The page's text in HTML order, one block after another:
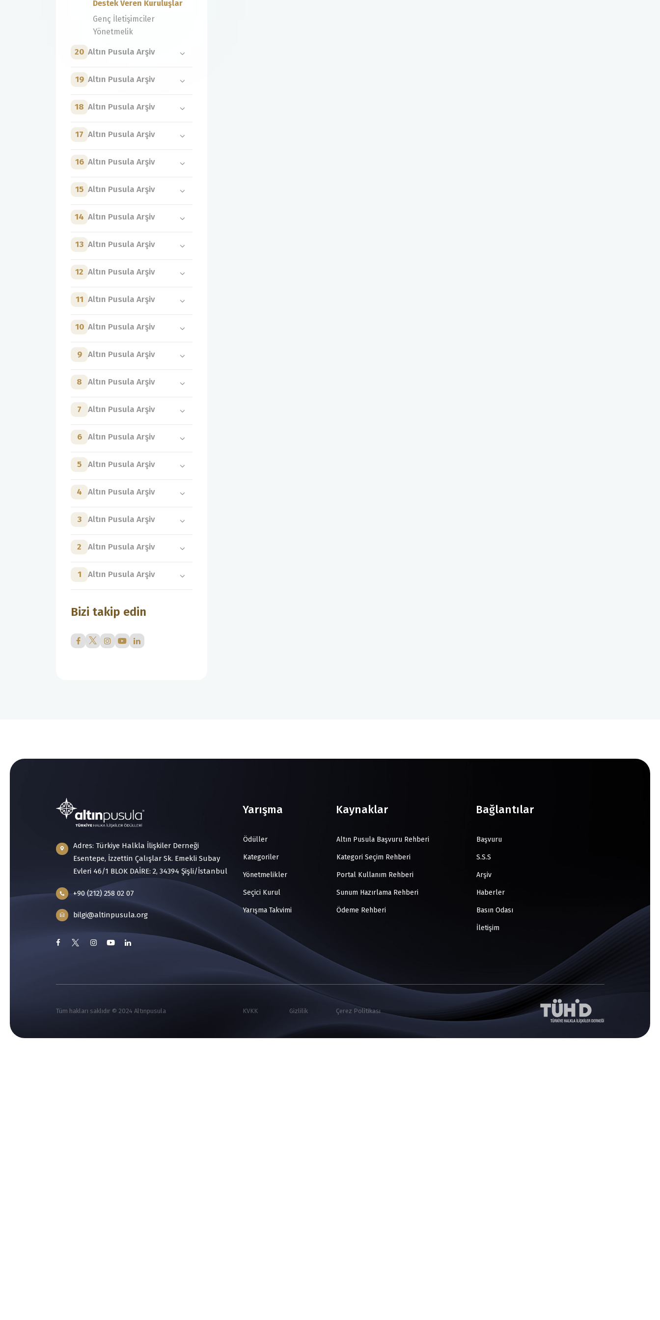
Destek Veren Kuruluşlar
Genç İletişimciler
Yönetmelik
20 Altın Pusula Arşiv
19 Altın Pusula Arşiv
18 Altın Pusula Arşiv
17 Altın Pusula Arşiv
16 Altın Pusula Arşiv
15 Altın Pusula Arşiv
14 Altın Pusula Arşiv
13 Altın Pusula Arşiv
12 Altın Pusula Arşiv
11 Altın Pusula Arşiv
10 Altın Pusula Arşiv
9 Altın Pusula Arşiv
8 Altın Pusula Arşiv
7 Altın Pusula Arşiv
6 Altın Pusula Arşiv
5 Altın Pusula Arşiv
4 Altın Pusula Arşiv
3 Altın Pusula Arşiv
2 Altın Pusula Arşiv
1 Altın Pusula Arşiv
Bizi takip edin
Adres: Türkiye Halkla İlişkiler Derneği
Esentepe, İzzettin Çalışlar Sk. Emekli Subay
Evleri 46/1 BLOK DAİRE: 2, 34394 Şişli/İstanbul
+90 (212) 258 02 07
bilgi@altinpusula.org
Yarışma
Ödüller
Kategoriler
Yönetmelikler
Seçici Kurul
Yarışma Takvimi
Kaynaklar
Altın Pusula Başvuru Rehberi
Kategori Seçim Rehberi
Portal Kullanım Rehberi
Sunum Hazırlama Rehberi
Ödeme Rehberi
Bağlantılar
Başvuru
S.S.S
Arşiv
Haberler
Basın Odası
İletişim
Tüm hakları saklıdır © 2024 Altınpusula KVKK Gizlilik Çerez Politikası